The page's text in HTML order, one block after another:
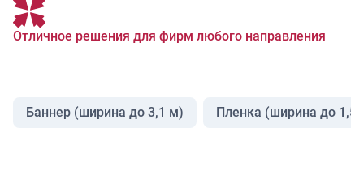
Отличное решения для фирм любого направления
Баннер (ширина до 3,1 м) Пленка (ширина до 1,5